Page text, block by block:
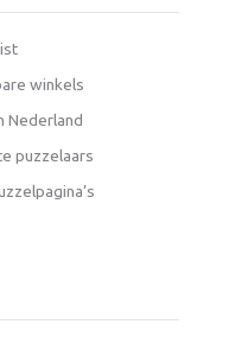
winkels
Nederland
puzzelaars